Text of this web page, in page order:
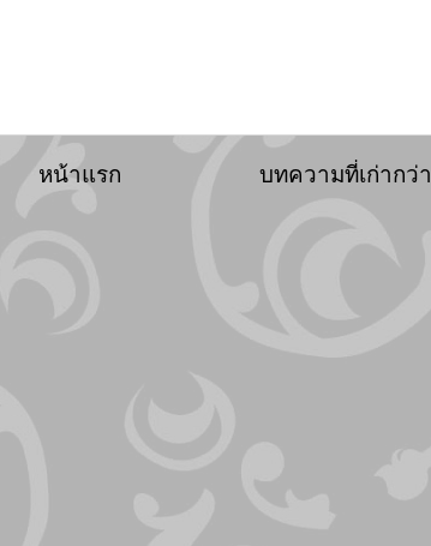
บทความที่เก่ากว่า
หน้าแรก